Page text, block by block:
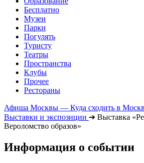
Бесплатно
Музеи
Парки
Погулять
Туристу
Театры
Пространства
Клубы
Прочее
Рестораны
Афиша Москвы — Куда сходить в
Выставки и экспозиции ➔ Выставка
Вероломство образов»
Информация о событии